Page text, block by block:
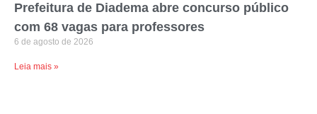
Prefeitura de Diadema abre concurso público
com 68 vagas para professores
6 de agosto de 2026
Leia mais »